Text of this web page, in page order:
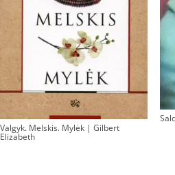
Valgyk. Melskis. Mylėk | Gilbert
Elizabeth